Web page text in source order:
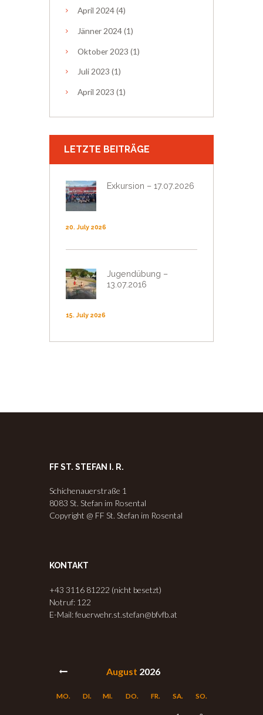
April 2024(4)
Jänner 2024(1)
Oktober 2023 (1)
Juli2023 (1)
April 2023 (1)
LETZTE BEITRÄGE
Exkursion – 17.07.2026
20. July 2026
Jugendübung –
13.07.2016
15. July 2026
FF ST. STEFAN I. R.
Schichenauerstraße 1
8083 St. Stefan im Rosental
Copyright @ FF St. Stefan im Rosental
KONTAKT
+43 3116 81222 (nicht besetzt)
Notruf: 122
E-Mail: feuerwehr.st.stefan@bfvfb.at
August 2026
MO. DI. MI. DO. FR. SA. SO.